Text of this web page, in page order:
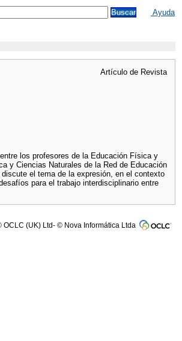
Ayuda
Artículo de Revista
los profesores de la Educación Física y
y Ciencias Naturales de la Red de Educación
el tema de la expresión, en el contexto
para el trabajo interdisciplinario entre
OCLC (UK) Ltd- © Nova Informática Ltda